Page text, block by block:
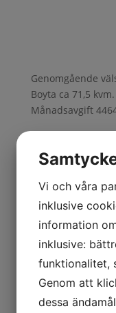
Genomgående
Boyta ca 71,5
Månadsavgift
Vi och våra
inklusive
information
inklusive:
funktionalitet,
Genom att
dessa